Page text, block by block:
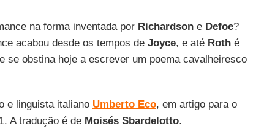
na forma inventada por Richardsone Defoe?
acabou desde os tempos de Joyce, e até Rothé
se obstina hoje a escrever um poema cavalheiresco
e linguista italiano Umberto Eco, em artigo para o
A tradução é de Moisés Sbardelotto.